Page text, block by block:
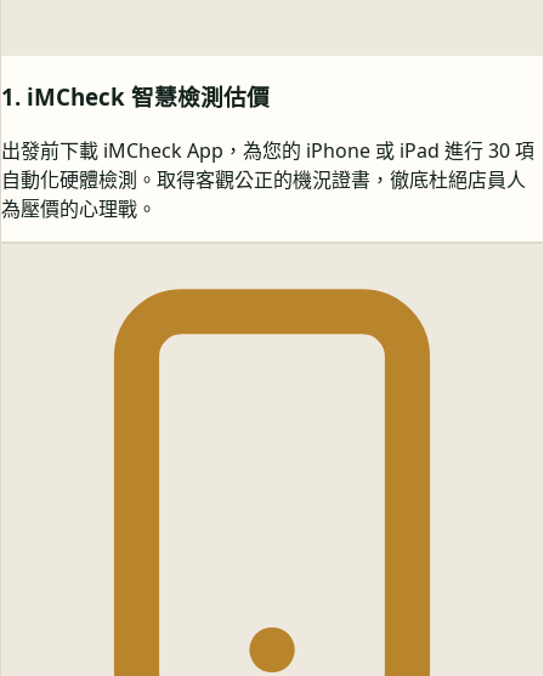
1. iMCheck 智慧檢測估價
出發前下載 iMCheck App，為您的 iPhone 或 iPad 進行 30 項
自動化硬體檢測。取得客觀公正的機況證書，徹底杜絕店員人
為壓價的心理戰。